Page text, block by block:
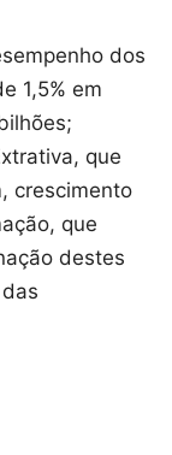
dos
1,5% em
que
crescimento
que
destes